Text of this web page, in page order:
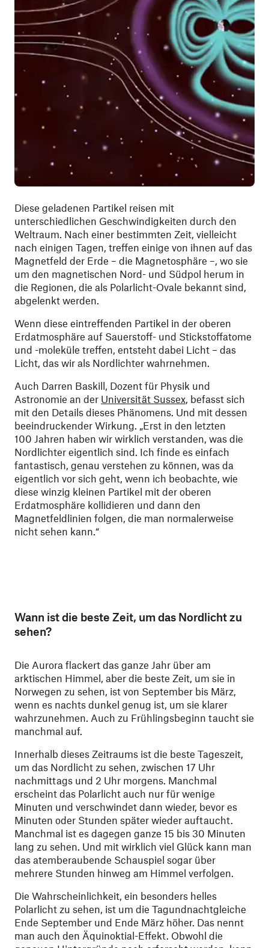
Diese geladenen Partikel reisen mit
unterschiedlichen Geschwindigkeiten durch den
Weltraum. Nach einer bestimmten Zeit, vielleicht
nach einigen Tagen, treffen einige von ihnen auf das
Magnetfeld der Erde – die Magnetosphäre –, wo sie
um den magnetischen Nord- und Südpol herum in
die Regionen, die als Polarlicht-Ovale bekannt sind,
abgelenkt werden.
Wenn diese eintreffenden Partikel in der oberen
Erdatmosphäre auf Sauerstoff- und Stickstoffatome
und -moleküle treffen, entsteht dabei Licht – das
Licht, das wir als Nordlichter wahrnehmen.
Auch Darren Baskill, Dozent für Physik und
Astronomie an der Universität Sussex, befasst sich
mit den Details dieses Phänomens. Und mit dessen
beeindruckender Wirkung. „Erst in den letzten
100 Jahren haben wir wirklich verstanden, was die
Nordlichter eigentlich sind. Ich finde es einfach
fantastisch, genau verstehen zu können, was da
eigentlich vor sich geht, wenn ich beobachte, wie
diese winzig kleinen Partikel mit der oberen
Erdatmosphäre kollidieren und dann den
Magnetfeldlinien folgen, die man normalerweise
nicht sehen kann.“
Wann ist die beste Zeit, um das Nordlicht zu
sehen?
Die Aurora flackert das ganze Jahr über am
arktischen Himmel, aber die beste Zeit, um sie in
Norwegen zu sehen, ist von September bis März,
wenn es nachts dunkel genug ist, um sie klarer
wahrzunehmen. Auch zu Frühlingsbeginn taucht sie
manchmal auf.
Innerhalb dieses Zeitraums ist die beste Tageszeit,
um das Nordlicht zu sehen, zwischen 17 Uhr
nachmittags und 2 Uhr morgens. Manchmal
erscheint das Polarlicht auch nur für wenige
Minuten und verschwindet dann wieder, bevor es
Minuten oder Stunden später wieder auftaucht.
Manchmal ist es dagegen ganze 15 bis 30 Minuten
lang zu sehen. Und mit wirklich viel Glück kann man
das atemberaubende Schauspiel sogar über
mehrere Stunden hinweg am Himmel verfolgen.
Die Wahrscheinlichkeit, ein besonders helles
Polarlicht zu sehen, ist um die Tagundnachtgleiche
Ende September und Ende März höher. Das nennt
man auch den Äquinoktial-Effekt. Obwohl die